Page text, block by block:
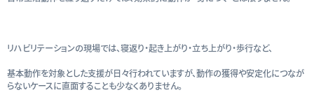
リハビリテーションの現場では、寝返り・起き上がり・立ち上がり・歩行など、
基本動作を対象とした支援が日々行われていますが、動作の獲得や安定化につなが
らないケースに直面することも少なくありません。